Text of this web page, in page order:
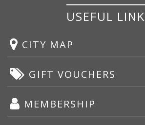
USEFUL
CITY MAP
GIFT VOUCHERS
MEMBERSHIP